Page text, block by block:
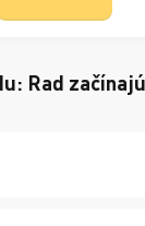
Rad